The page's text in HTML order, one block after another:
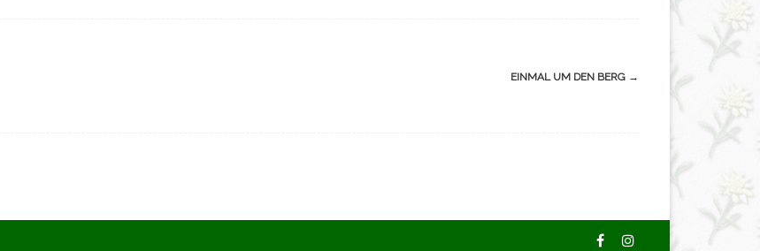
EINMAL UM DEN BERG →